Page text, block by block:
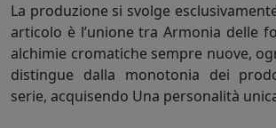
La produzione si svolge
articolo è l’unione tra Armonia delle
alchimie cromatiche sempre nuove,
distingue dalla monotonia dei
serie, acquisendo Una personalità